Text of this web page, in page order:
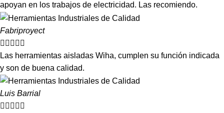
apoyan en los trabajos de electricidad. Las recomiendo.
Fabriproyect
    
Las herramientas aisladas Wiha, cumplen su función indicada
y son de buena calidad.
Luis Barrial
    